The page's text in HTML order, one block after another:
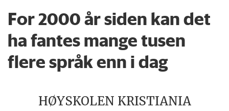
For 2000 år siden kan det
ha fantes mange tusen
flere språk enn i dag
HØYSKOLEN KRISTIANIA